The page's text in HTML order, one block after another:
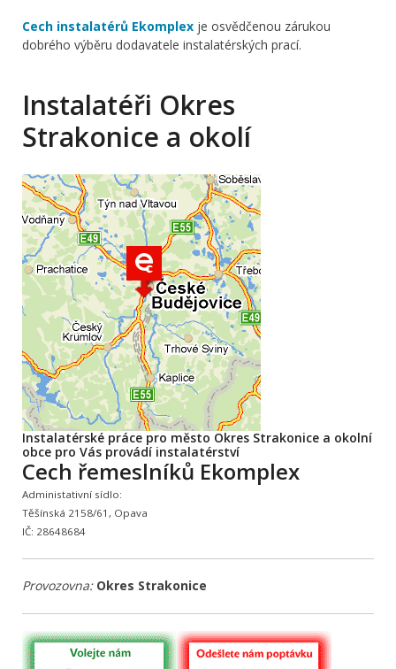
Cech instalatérů Ekomplex je osvědčenou zárukou
dobrého výběru dodavatele instalatérských prací.
Instalatéři Okres
Strakonice a okolí
Instalatérské práce pro město Okres Strakonice a okolní
obce pro Vás provádí instalatérství
Cech řemeslníků Ekomplex
Administativní sídlo:
Těšínská 2158/61, Opava
IČ: 28648684
Provozovna: Okres Strakonice